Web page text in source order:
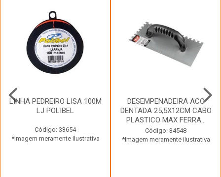
LINHA PEDREIRO LISA 100M
LJ POLIBEL
Código: 33654
*Imagem meramente ilustrativa
DESEMPENADEIRA ACO
DENTADA 25,5X12CM CABO
PLASTICO MAX FERRA...
Código: 34548
*Imagem meramente ilustrativa